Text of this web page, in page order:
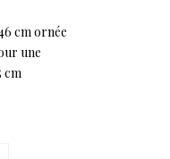
cm ornée
une
cm